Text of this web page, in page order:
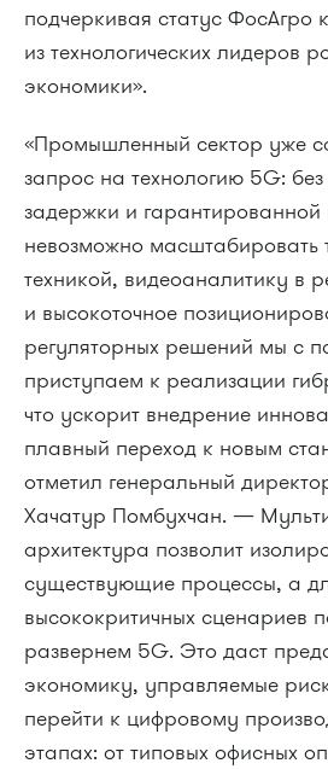
подчеркивая статус ФосАгро
из технологических лидеров
экономики».
«Промышленный сектор уже
запрос на технологию 5G: без
задержки и гарантированной
невозможно масштабировать
техникой, видеоаналитику в
и высокоточное
регуляторных решений мы с
приступаем к реализации
что ускорит внедрение
плавный переход к новым
отметил генеральный
Хачатур Помбухчан. —
архитектура позволит
существующие процессы, а
высококритичных сценариев
развернем 5G. Это даст
экономику, управляемые
перейти к цифровому
этапах: от типовых офисных